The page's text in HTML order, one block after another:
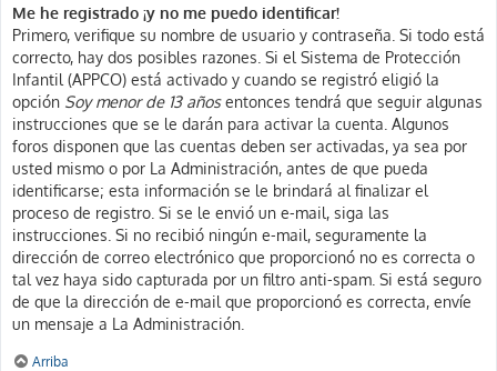
Me he registrado ¡y no me puedo identificar!
Primero, verifique su nombre de usuario y contraseña. Si todo está
correcto, hay dos posibles razones. Si el Sistema de Protección
Infantil (APPCO) está activado y cuando se registró eligió la
opción Soy menor de 13 añosentonces tendrá que seguir algunas
instrucciones que se le darán para activar la cuenta. Algunos
foros disponen que las cuentas deben ser activadas, ya sea por
usted mismo o por La Administración, antes de que pueda
identificarse; esta información se le brindará al finalizar el
proceso de registro. Si se le envió un e-mail, siga las
instrucciones. Si no recibió ningún e-mail, seguramente la
dirección de correo electrónico que proporcionó no es correcta o
tal vez haya sido capturada por un filtro anti-spam. Si está seguro
de que la dirección de e-mail que proporcionó es correcta, envíe
un mensaje a La Administración.
Arriba